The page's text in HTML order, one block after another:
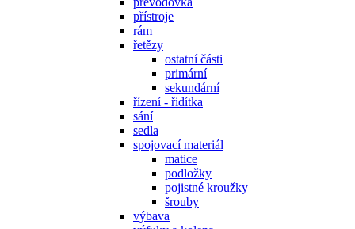
přístroje
rám
řetězy
ostatní části
primární
sekundární
řízení - řidítka
sání
sedla
spojovací materiál
matice
podložky
pojistné kroužky
šrouby
výbava